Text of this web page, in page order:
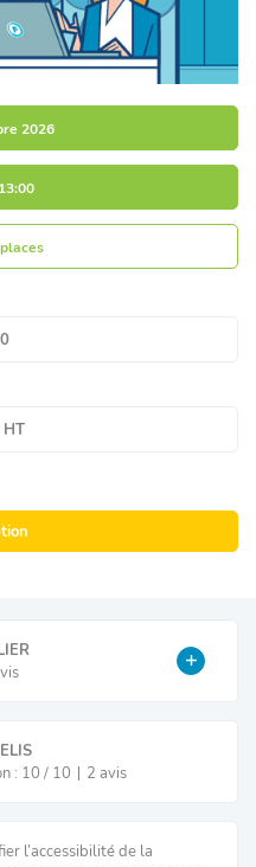
2026
: 10 / 10
2 avis
l’accessibilité de la